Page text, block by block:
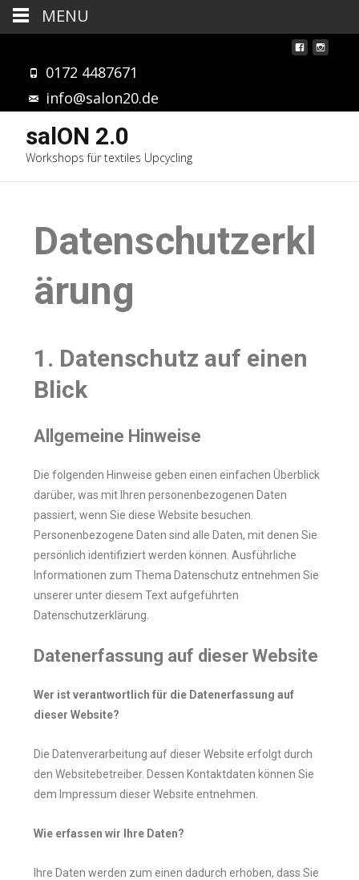
0172 4487671
info@salon20.de
salON 2.0
Workshops für textiles Upcycling
Datenschutzerkl
ärung
1. Datenschutz auf einen
Blick
Allgemeine Hinweise
Die folgenden Hinweise geben einen einfachen Überblick
darüber, was mit Ihren personenbezogenen Daten
passiert, wenn Sie diese Website besuchen.
Personenbezogene Daten sind alle Daten, mit denen Sie
persönlich identifiziert werden können. Ausführliche
Informationen zum Thema Datenschutz entnehmen Sie
unserer unter diesem Text aufgeführten
Datenschutzerklärung.
Datenerfassung auf dieser Website
Wer ist verantwortlich für die Datenerfassung auf
dieser Website?
Die Datenverarbeitung auf dieser Website erfolgt durch
den Websitebetreiber. Dessen Kontaktdaten können Sie
dem Impressum dieser Website entnehmen.
Wie erfassen wir Ihre Daten?
Ihre Daten werden zum einen dadurch erhoben, dass Sie
MENU